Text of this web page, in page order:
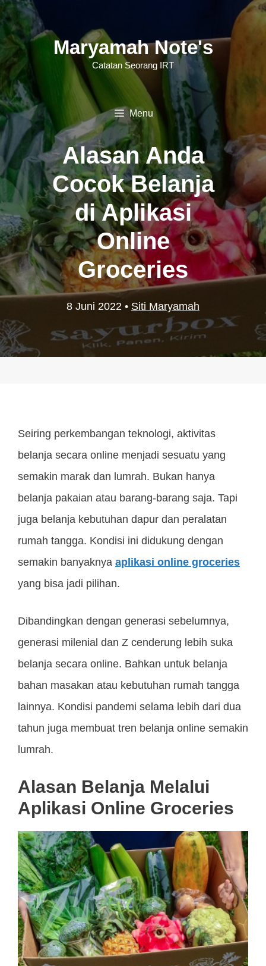
Langsung
Maryamah Note's
Catatan Seorang IRT
Menu
Alasan Anda
Cocok Belanja
di Aplikasi
Online
Groceries
8 Juni 2022 • Siti Maryamah
Seiring perkembangan teknologi, aktivitas
belanja secara online menjadi sesuatu yang
semakin marak dan lumrah. Bukan hanya
belanja pakaian atau barang-barang saja. Tapi
juga belanja kebutuhan dapur dan peralatan
rumah tangga. Kondisi ini didukung dengan
semakin banyaknya aplikasi online groceries
yang bisa jadi pilihan.
Dibandingkan dengan generasi sebelumnya,
generasi milenial dan Z cenderung lebih suka
belanja secara online. Bahkan untuk belanja
bahan masakan atau kebutuhan rumah tangga
lainnya. Kondisi pandemi selama lebih dari dua
tahun juga membuat tren belanja online semakin
lumrah.
Alasan Belanja Melalui
Aplikasi Online Groceries